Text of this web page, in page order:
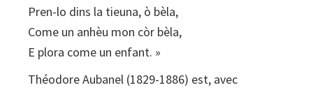
Pren-lo dins la tieuna, ò bèla,
Come un anhèu mon còr bèla,
E plora come un enfant. »
Théodore Aubanel (1829-1886) est, avec